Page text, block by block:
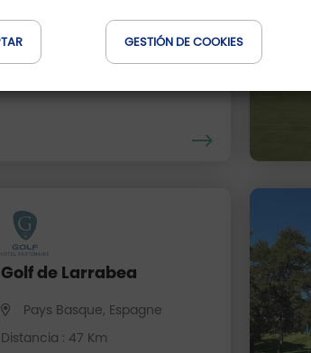
GESTIÓN DE COOKIES
Pays Basque, Espagne
Distancia : 28 Km
Golf de Larrabea
Pays Basque, Espagne
Distancia : 47 Km